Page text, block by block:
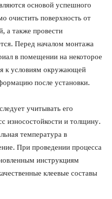
основой успешного
очистить поверхность от
а также провести
Перед началом монтажа
в помещении на некоторое
к условиям окружающей
после установки.
учитывать его
износостойкости и толщину.
температура в
При проведении процесса
инструкциям
клеевые составы